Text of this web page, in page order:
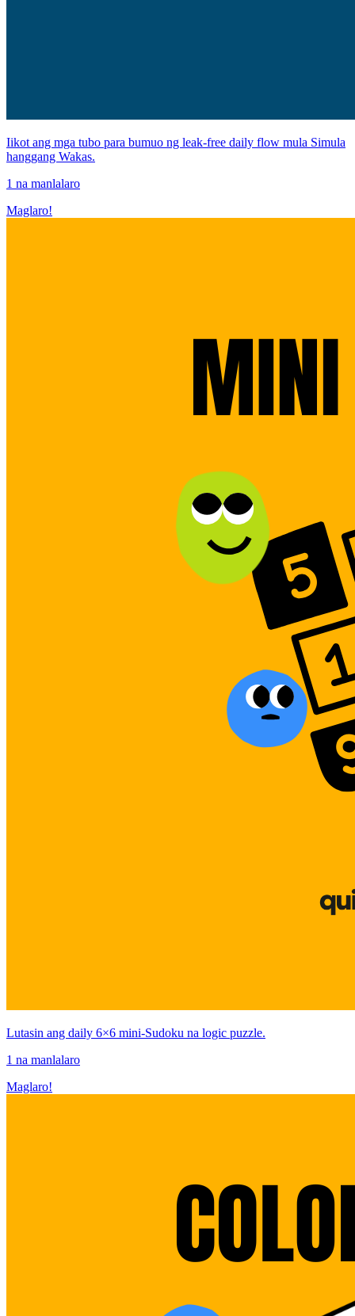
Iikot ang mga tubo para bumuo ng leak-free daily flow mula Simula
hanggang Wakas.
1 na manlalaro
Maglaro!
Lutasin ang daily 6×6 mini-Sudoku na logic puzzle.
1 na manlalaro
Maglaro!